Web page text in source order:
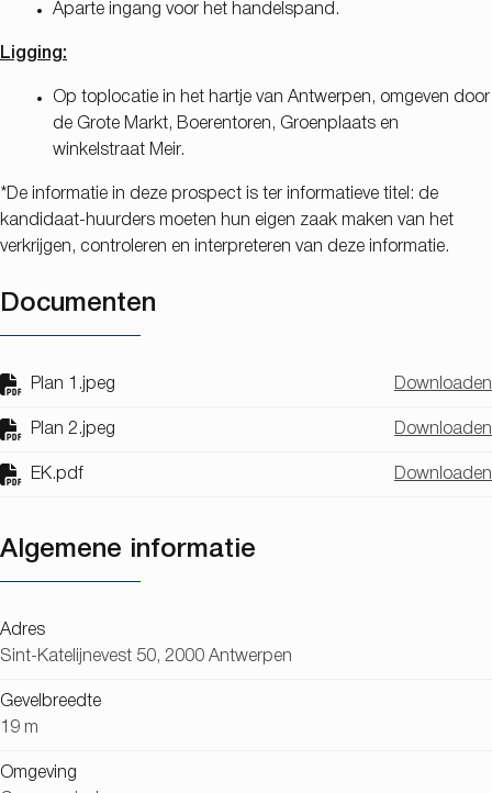
Aparte ingang voor het handelspand.
Ligging:
Op toplocatie in het hartje van Antwerpen, omgeven door
de Grote Markt, Boerentoren, Groenplaats en
winkelstraat Meir.
*De informatie in deze prospect is ter informatieve titel: de
kandidaat-huurders moeten hun eigen zaak maken van het
verkrijgen, controleren en interpreteren van deze informatie.
Documenten
Plan 1.jpeg Downloaden
Plan 2.jpeg Downloaden
EK.pdf Downloaden
Algemene informatie
Adres
Sint-Katelijnevest 50, 2000 Antwerpen
Gevelbreedte
19 m
Omgeving